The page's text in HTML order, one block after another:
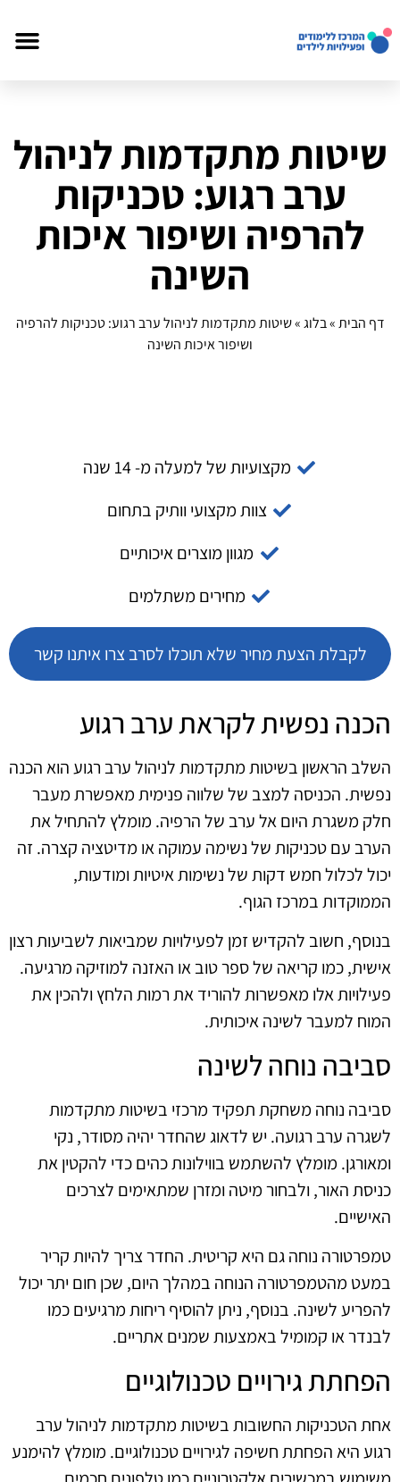
שיטות מתקדמות לניהול
ערב רגוע: טכניקות
להרפיה ושיפור איכות
השינה
דף הבית»בלוג»שיטות מתקדמות לניהול ערב רגוע: טכניקות להרפיה
ושיפור איכות השינה
מקצועיות של למעלה מ- 14 שנה
צוות מקצועי וותיק בתחום
מגוון מוצרים איכותיים
מחירים משתלמים
לקבלת הצעת מחיר שלא תוכלו לסרב צרו איתנו קשר
הכנה נפשית לקראת ערב רגוע
השלב הראשון בשיטות מתקדמות לניהול ערב רגוע הוא הכנה
נפשית. הכניסה למצב של שלווה פנימית מאפשרת מעבר
חלק משגרת היום אל ערב של הרפיה. מומלץ להתחיל את
הערב עם טכניקות של נשימה עמוקה או מדיטציה קצרה. זה
יכול לכלול חמש דקות של נשימות איטיות ומודעות,
הממוקדות במרכז הגוף.
בנוסף, חשוב להקדיש זמן לפעילויות שמביאות לשביעות רצון
אישית, כמו קריאה של ספר טוב או האזנה למוזיקה מרגיעה.
פעילויות אלו מאפשרות להוריד את רמות הלחץ ולהכין את
המוח למעבר לשינה איכותית.
סביבה נוחה לשינה
סביבה נוחה משחקת תפקיד מרכזי בשיטות מתקדמות
לשגרה ערב רגועה. יש לדאוג שהחדר יהיה מסודר, נקי
ומאורגן. מומלץ להשתמש בווילונות כהים כדי להקטין את
כניסת האור, ולבחור מיטה ומזרן שמתאימים לצרכים
האישיים.
טמפרטורה נוחה גם היא קריטית. החדר צריך להיות קריר
במעט מהטמפרטורה הנוחה במהלך היום, שכן חום יתר יכול
להפריע לשינה. בנוסף, ניתן להוסיף ריחות מרגיעים כמו
לבנדר או קמומיל באמצעות שמנים אתריים.
הפחתת גירויים טכנולוגיים
אחת הטכניקות החשובות בשיטות מתקדמות לניהול ערב
רגוע היא הפחתת חשיפה לגירויים טכנולוגיים. מומלץ להימנע